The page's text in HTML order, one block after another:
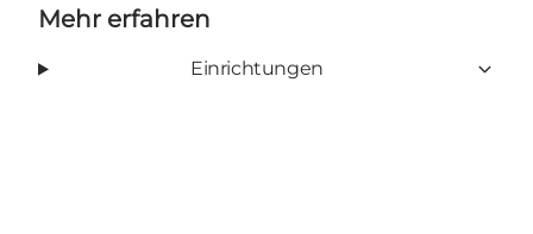
Mehr erfahren
Einrichtungen